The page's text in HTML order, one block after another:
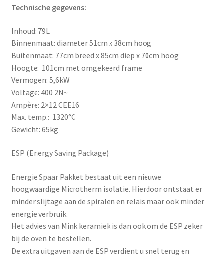
Technische gegevens:
Inhoud: 79L
Binnenmaat: diameter 51cm x 38cm hoog
Buitenmaat: 77cm breed x 85cm diep x 70cm hoog
Hoogte: 101cm met omgekeerd frame
Vermogen: 5,6kW
Voltage: 400 2N~
Ampère: 2×12 CEE16
Max. temp.: 1320°C
Gewicht: 65kg
ESP (Energy Saving Package)
Energie Spaar Pakket bestaat uit een nieuwe
hoogwaardige Microtherm isolatie. Hierdoor ontstaat er
minder slijtage aan de spiralen en relais maar ook minder
energie verbruik.
Het advies van Mink keramiek is dan ook om de ESP zeker
bij de oven te bestellen.
De extra uitgaven aan de ESP verdient u snel terug en